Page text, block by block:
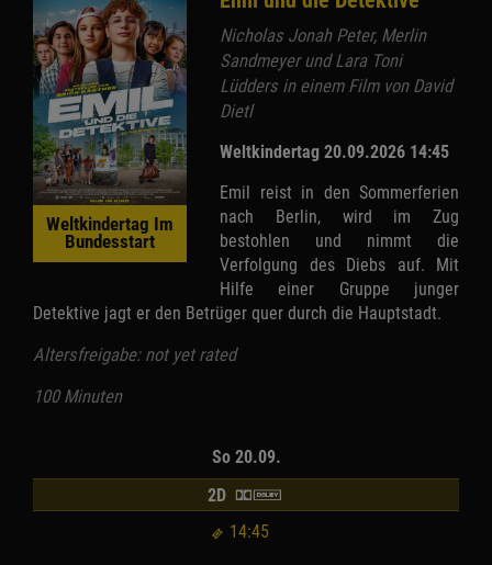
Weltkindertag Im
Bundesstart
Nicholas Jonah Peter, Merlin
Sandmeyer und Lara Toni
Lüdders in einem Film von David
Dietl
Weltkindertag 20.09.2026 14:45
Emil reist in den Sommerferien
nach Berlin, wird im Zug
bestohlen und nimmt die
Verfolgung des Diebs auf. Mit
Hilfe einer Gruppe junger
Detektive jagt er den Betrüger quer durch die Hauptstadt.
Altersfreigabe: not yet rated
100 Minuten
So 20.09.
14:45
2D